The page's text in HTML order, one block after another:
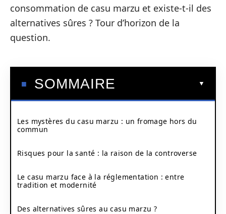
consommation de casu marzu et existe-t-il des
alternatives sûres ? Tour d’horizon de la
question.
SOMMAIRE
Les mystères du casu marzu : un fromage hors du
commun
Risques pour la santé : la raison de la controverse
Le casu marzu face à la réglementation : entre
tradition et modernité
Des alternatives sûres au casu marzu ?